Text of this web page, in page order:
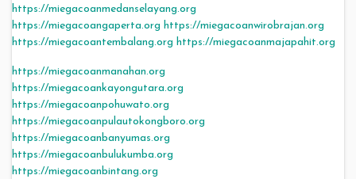
https://miegacoanmedanselayang.org
https://miegacoangaperta.org https://miegacoanwirobrajan.org
https://miegacoantembalang.org https://miegacoanmajapahit.org
https://miegacoanmanahan.org
https://miegacoankayongutara.org
https://miegacoanpohuwato.org
https://miegacoanpulautokongboro.org
https://miegacoanbanyumas.org
https://miegacoanbulukumba.org
https://miegacoanbintang.org